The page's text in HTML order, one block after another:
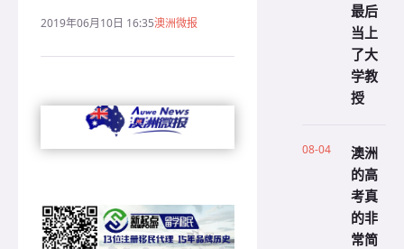
2019年06月10日 16:35澳洲微报
最后
当上
了大
学教
授
08-04
澳洲
的高
考真
的非
常简